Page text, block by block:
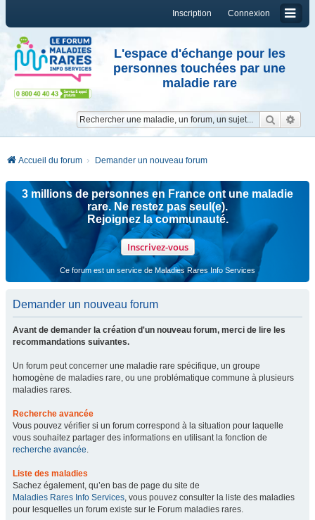
Connexion
Inscription
L'espace d'échange pour les
personnes touchées par une
maladie rare
Accueil du forum Demander un nouveau forum
3 millions de personnes en France ont une maladie
rare. Ne restez pas seul(e).
Rejoignez la communauté.
Inscrivez-vous
Ce forum est un service de Maladies Rares Info Services
Demander un nouveau forum
Avant de demander la création d'un nouveau forum, merci de lire les
recommandations suivantes.
Un forum peut concerner une maladie rare spécifique, un groupe
homogène de maladies rare, ou une problématique commune à plusieurs
maladies rares.
Recherche avancée
Vous pouvez vérifier si un forum correspond à la situation pour laquelle
vous souhaitez partager des informations en utilisant la fonction de
recherche avancée.
Liste des maladies
Sachez également, qu’en bas de page du site de
Maladies Rares Info Services, vous pouvez consulter la liste des maladies
pour lesquelles un forum existe sur le Forum maladies rares.